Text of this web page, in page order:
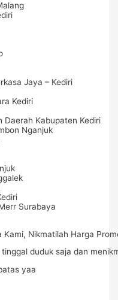
Jaya – Kediri
Kediri
Daerah Kabupaten Kediri
Nganjuk
Surabaya
Kami, Nikmatilah Harga
duduk saja dan
yaa